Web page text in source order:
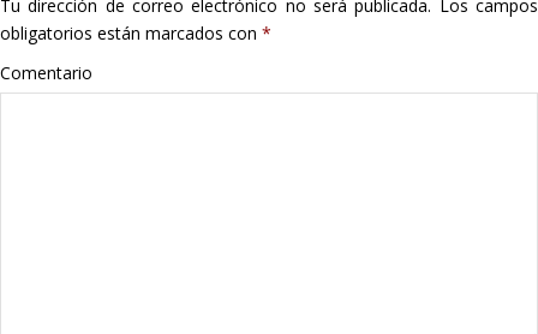
Listas
Tu dirección de correo electrónico no será publicada. Los campos
obligatorios están marcados con *
Comentario